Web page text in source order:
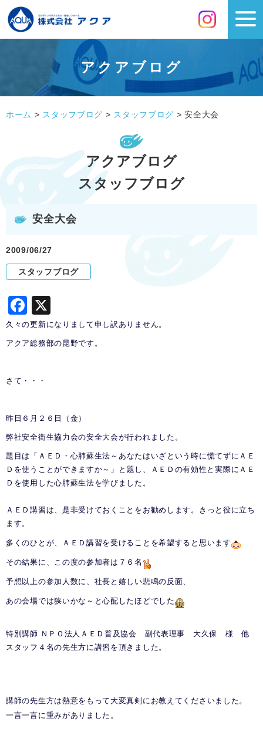
アクアブログ
ホーム > スタッフブログ > スタッフブログ >安全大会
アクアブログ
スタッフブログ
安全大会
2009/06/27
スタッフブログ
F
a
c
b
o
k
久々の更新になりまして申し訳ありません。
アクア総務部の昆野です。
さて・・・
昨日６月２６日（金）
弊社安全衛生協力会の安全大会が行われました。
題目は 「ＡＥＤ・ 心肺蘇生法 ～あなたはいざという時に慌てずにＡＥ
Ｄを使うことができますか～」と 題し、ＡＥＤの有効性と実際にＡＥ
Ｄを使用した心肺蘇生法を学びました。
ＡＥＤ講習は、是非受けておくことをお勧めします。きっと役に立ち
ます。
多くのひとが、ＡＥＤ講習を受けることを希望すると思います
その結果に、この度の参加者は７６名
予想以上の参加人数に、社長と嬉しい悲鳴の反面、
あの会場では狭いかな～と心配したほどでした
特別講師 ＮＰＯ法人ＡＥＤ普及協会 副代表理事 大久保 様 他
スタッフ４名の先生方に講習を頂きました。
講師の先生方は熱意をもって大変真剣にお教えてくださいました。
一言一言に重みがありました。